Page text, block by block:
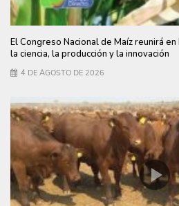
El Congreso Nacional de Maíz reunirá
la ciencia, la producción y la innovación
4 DE AGOSTO DE 2026